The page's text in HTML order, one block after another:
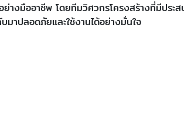
ย่างมืออาชีพ โดยทีมวิศวกรโครงสร้างที่มีประ
าปลอดภัยและใช้งานได้อย่างมั่นใจ